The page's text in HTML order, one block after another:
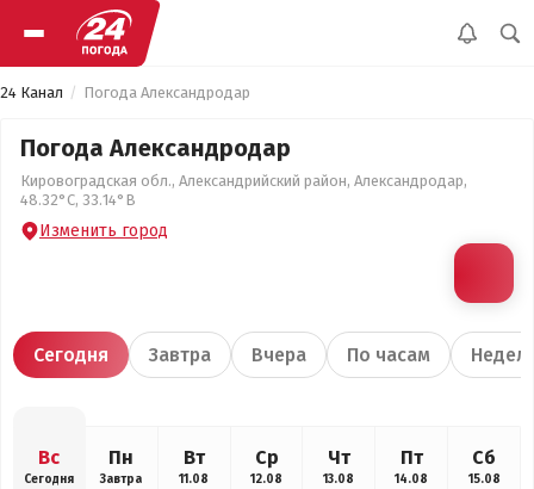
24 Канал Погода Александродар
Погода Александродар
Кировоградская обл., Александрийский район, Александродар,
48.32°С, 33.14°В
Изменить город
Сегодня Завтра Вчера По часам
Вс
Сегодня
Пн
Завтра
Вт
11.08
Ср
12.08
Чт
13.08
Пт
14.08
Сб
15.08